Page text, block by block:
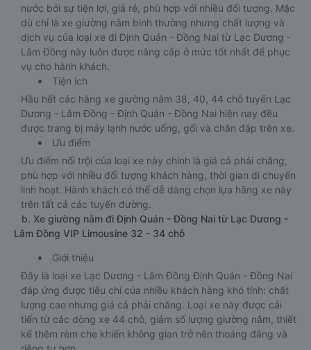
nước bởi sự tiện lợi, giá rẻ, phù hợp với nhiều đối tượng. Mặc
dù chỉ là xe giường nằm bình thường nhưng chất lượng và
dịch vụ của loại xe đi Định Quán - Đồng Nai từ Lạc Dương -
Lâm Đồng này luôn được nâng cấp ở mức tốt nhất để phục
vụ cho hành khách.
Tiện ích
Hầu hết các hãng xe giường nằm 38, 40, 44 chỗ tuyến Lạc
Dương - Lâm Đồng - Định Quán - Đồng Nai hiện nay đều
được trang bị máy lạnh nước uống, gối và chăn đắp trên xe.
Ưu điểm
Ưu điểm nổi trội của loại xe này chính là giá cả phải chăng,
phù hợp với nhiều đối tượng khách hàng, thời gian di chuyển
linh hoạt. Hành khách có thể dễ dàng chọn lựa hãng xe này
trên tất cả các tuyến đường.
b. Xe giường nằm đi Định Quán - Đồng Nai từ Lạc Dương -
Lâm Đồng VIP Limousine 32 - 34 chỗ
Giới thiệu
Đây là loại xe Lạc Dương - Lâm Đồng Định Quán - Đồng Nai
đáp ứng được tiêu chí của nhiều khách hàng khó tính: chất
lượng cao nhưng giá cả phải chăng. Loại xe này được cải
tiến từ các dòng xe 44 chỗ, giảm số lượng giường nằm, thiết
kế thêm rèm che khiến không gian trở nên thoáng đãng và